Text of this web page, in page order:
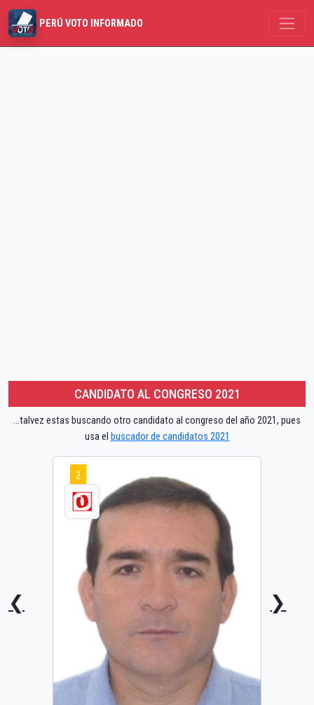
PERÚ VOTO INFORMADO
CANDIDATO AL CONGRESO 2021
...talvez estas buscando otro candidato al congreso del año 2021, pues
usa el buscador de candidatos 2021
❮
2
❯